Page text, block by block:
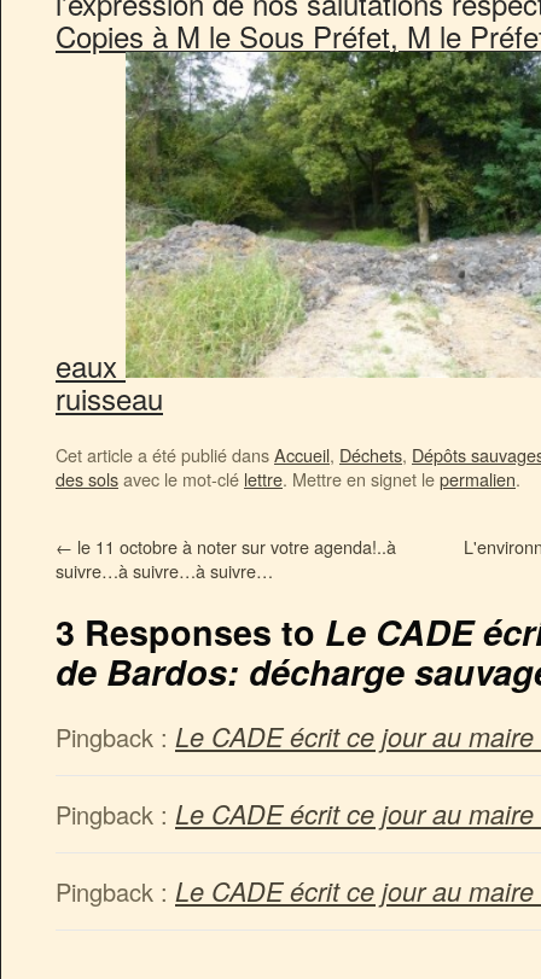
Copies à M le Sous Préfet, M le
eaux
ruisseau
Cet article a été publié dansAccueil, Déchets, Dépôts
des solsavec le mot-clé lettre. Mettre en signet lepermalien.
← le 11 octobre à noter sur votre agenda!..à
suivre…à suivre…à suivre…
3 Responses to Le CADE
de Bardos: décharge
Pingback : Le CADE écrit ce jour au
Pingback : Le CADE écrit ce jour au
Pingback : Le CADE écrit ce jour au